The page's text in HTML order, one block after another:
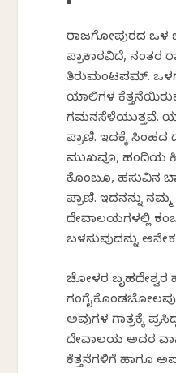
ರಾಜಗೋಪುರದ ಒಳ
ಪ್ರಾಕಾರವಿದೆ,
ತಿರುಮಂಟಪಮ್‌.
ಯಾಲಿಗಳ
ಗಮನಸೆಳೆಯುತ್ತವೆ.
ಪ್ರಾಣಿ. ಇದಕ್ಕೆ
ಮುಖವೂ, ಹಂದಿಯ
ಕೊಂಬೂ, ಹಸುವಿನ
ಪ್ರಾಣಿ. ಇದನನ್ನು
ದೇವಾಲಯಗಳಲ್ಲಿ
ಬಳಸುವುದನ್ನು
ಚೋಳರ ಬೃಹದೇಶ್ವರ
ಅವುಗಳ ಗಾತ್ರಕ್ಕೆ
ದೇವಾಲಯ ಅದರ
ಕೆತ್ತನೆಗಳಿಗೆ ಹಾಗೂ